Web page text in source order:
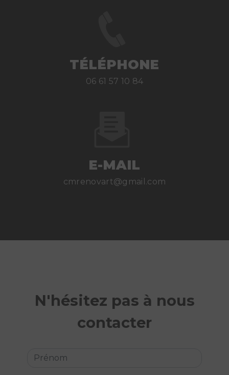
TÉLÉPHONE
06 61 57 10 84
E-MAIL
cmrenovart@gmail.com
N'hésitez pas à nous
contacter